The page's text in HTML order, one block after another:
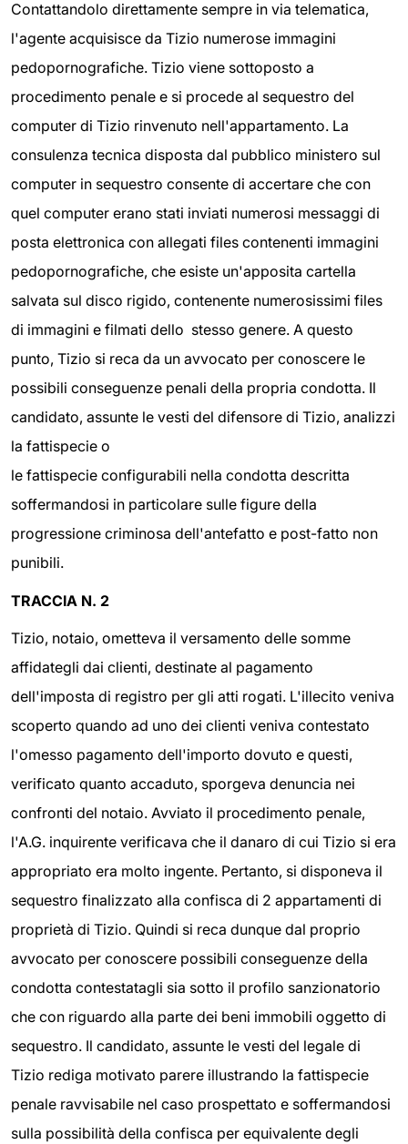
Contattandolo direttamente sempre in via telematica,
l'agente acquisisce da Tizio numerose immagini
pedopornografiche. Tizio viene sottoposto a
procedimento penale e si procede al sequestro del
computer di Tizio rinvenuto nell'appartamento. La
consulenza tecnica disposta dal pubblico ministero sul
computer in sequestro consente di accertare che con
quel computer erano stati inviati numerosi messaggi di
posta elettronica con allegati files contenenti immagini
pedopornografiche, che esiste un'apposita cartella
salvata sul disco rigido, contenente numerosissimi files
di immagini e filmati dello stesso genere. A questo
punto, Tizio si reca da un avvocato per conoscere le
possibili conseguenze penali della propria condotta. Il
candidato, assunte le vesti del difensore di Tizio, analizzi
la fattispecie o
le fattispecie configurabili nella condotta descritta
soffermandosi in particolare sulle figure della
progressione criminosa dell'antefatto e post-fatto non
punibili.
TRACCIA N. 2
Tizio, notaio, ometteva il versamento delle somme
affidategli dai clienti, destinate al pagamento
dell'imposta di registro per gli atti rogati. L'illecito veniva
scoperto quando ad uno dei clienti veniva contestato
l'omesso pagamento dell'importo dovuto e questi,
verificato quanto accaduto, sporgeva denuncia nei
confronti del notaio. Avviato il procedimento penale,
l'A.G. inquirente verificava che il danaro di cui Tizio si era
appropriato era molto ingente. Pertanto, si disponeva il
sequestro finalizzato alla confisca di 2 appartamenti di
proprietà di Tizio. Quindi si reca dunque dal proprio
avvocato per conoscere possibili conseguenze della
condotta contestatagli sia sotto il profilo sanzionatorio
che con riguardo alla parte dei beni immobili oggetto di
sequestro. Il candidato, assunte le vesti del legale di
Tizio rediga motivato parere illustrando la fattispecie
penale ravvisabile nel caso prospettato e soffermandosi
sulla possibilità della confisca per equivalente degli